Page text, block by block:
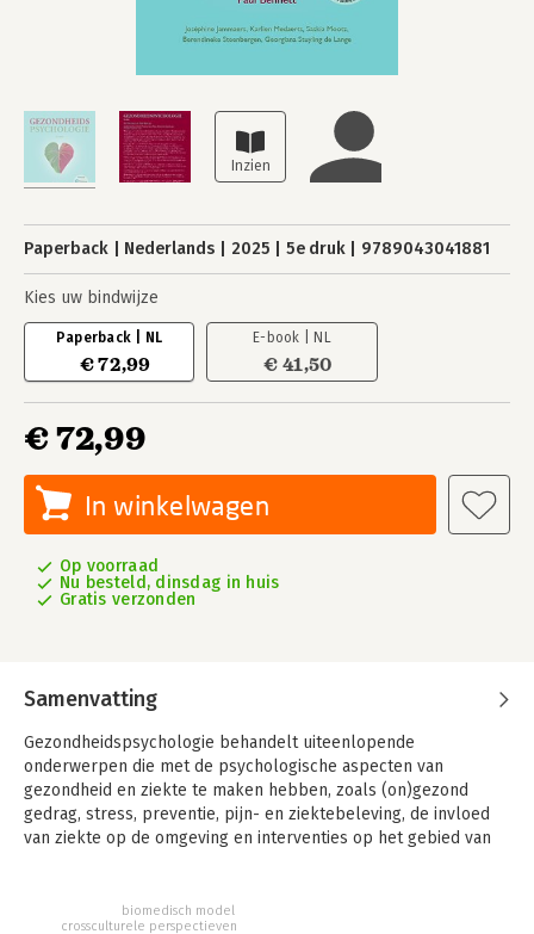
Paperback Nederlands 2025 5e druk 9789043041881
Kies uw bindwijze
Paperback | NL
€ 72,99
E-book | NL
€ 41,50
€ 72,99
In winkelwagen
Op voorraad
Nu besteld, dinsdag in huis
Gratis verzonden
Samenvatting
Gezondheidspsychologie behandelt uiteenlopende
onderwerpen die met de psychologische aspecten van
gezondheid en ziekte te maken hebben, zoals (on)gezond
gedrag, stress, preventie, pijn- en ziektebeleving, de invloed
van ziekte op de omgeving en interventies op het gebied van
begrijpen van het gedrag rond gezondheid en ziekte centraal
crossculturele perspectieven
biomedisch model